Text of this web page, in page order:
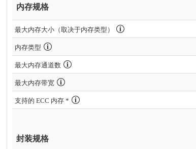
内存规格
最大内存大小（取决于内存类型）
内存类型
最大内存通道数
最大内存带宽
支持的 ECC 内存 *
封装规格